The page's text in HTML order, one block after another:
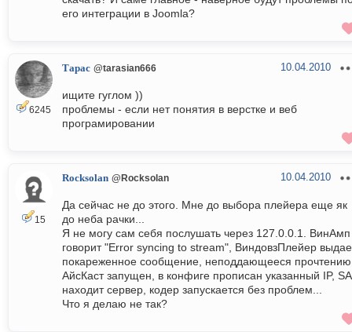
его интеграции в Joomla?
6245
Тарас @tarasian666 10.04.2010
ищите гуглом ))
проблемы - если нет понятия в верстке и веб
програмировании
15
Rocksolan @Rocksolan 10.04.2010
Да сейчас не до этого. Мне до выбора плейера еще як
до неба рачки...
Я не могу сам себя послушать через 127.0.0.1. ВинАмп
говорит "Error syncing to stream", ВиндовзПлейер
покареженное сообщение, неподдающееся
АйсКаст запущен, в конфиге прописан указанный IP,
находит сервер, кодер запускается без проблем...
Что я делаю не так?